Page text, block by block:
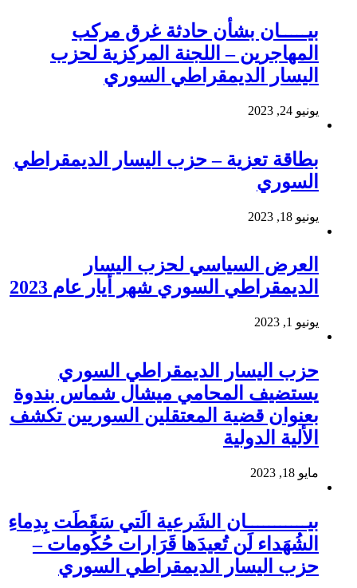
بيـــــان بشأن حادثة غرق مركب
المهاجرين – اللجنة المركزية لحزب
اليسار الديمقراطي السوري
يونيو 24, 2023
بطاقة تعزية – حزب اليسار الديمقراطي
السوري
يونيو 18, 2023
العرض السياسي لحزب اليسار
الديمقراطي السوري شهر أيار عام 2023
يونيو 1, 2023
حزب اليسار الديمقراطي السوري
يستضيف المحامي ميشال شماس بندوة
بعنوان قضية المعتقلين السوريين تكشف
الألية الدولية
مايو 18, 2023
بيـــــــــــان الشَرعية الَتي سَقَطَت بِدِماءِ
الشُهَداء لَن تُعيدَها قَرَارات حُكُومات –
حزب اليسار الديمقراطي السوري